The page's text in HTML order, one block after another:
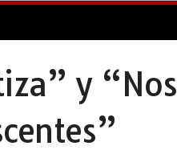
y “Nos